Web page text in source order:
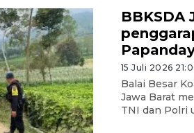
BBKSDA
15 Juli 2026
Balai Besar
Jawa Barat
TNI dan Polri